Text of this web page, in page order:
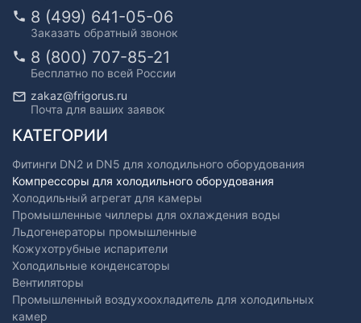
8 (499) 641-05-06
Заказать обратный звонок
8 (800) 707-85-21
Бесплатно по всей России
zakaz@frigorus.ru
Почта для ваших заявок
КАТЕГОРИИ
Фитинги DN2 и DN5 для холодильного оборудования
Компрессоры для холодильного оборудования
Холодильный агрегат для камеры
Промышленные чиллеры для охлаждения воды
Льдогенераторы промышленные
Кожухотрубные испарители
Холодильные конденсаторы
Вентиляторы
Промышленный воздухоохладитель для холодильных
камер